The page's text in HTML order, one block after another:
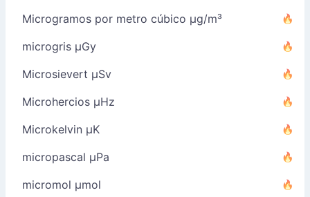
Microgramos por metro cúbico µg/m³
microgris µGy
Microsievert µSv
Microhercios µHz
Microkelvin µK
micropascal µPa
micromol µmol